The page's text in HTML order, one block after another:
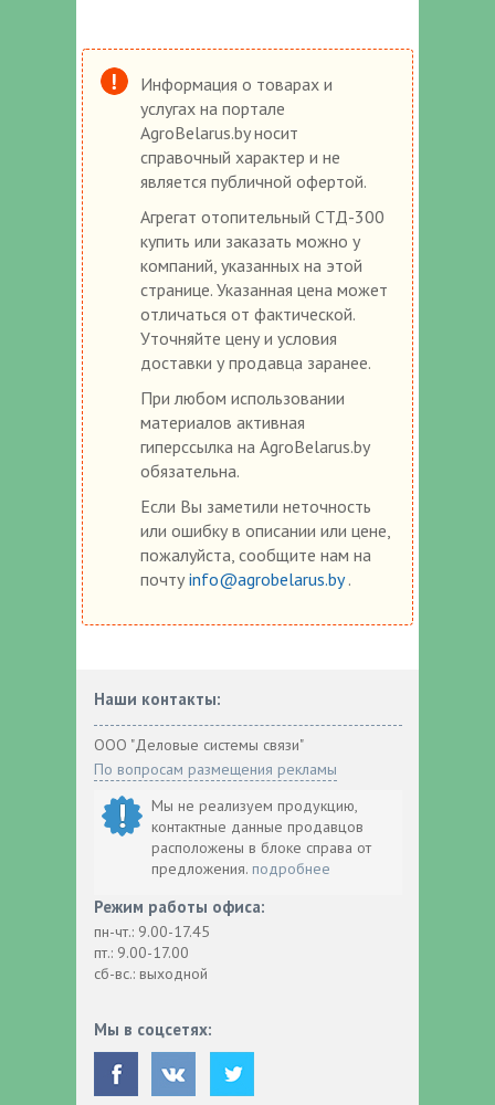
Информация о товарах и
услугах на портале
AgroBelarus.by носит
справочный характер и не
является публичной офертой.
Агрегат отопительный СТД-300
купить или заказать можно у
компаний, указанных на этой
странице. Указанная цена может
отличаться от фактической.
Уточняйте цену и условия
доставки у продавца заранее.
При любом использовании
материалов активная
гиперссылка на AgroBelarus.by
обязательна.
Если Вы заметили неточность
или ошибку в описании или цене,
пожалуйста, сообщите нам на
почту info@agrobelarus.by.
Наши контакты:
ООО "Деловые системы связи"
По вопросам размещения рекламы
Мы не реализуем продукцию,
контактные данные продавцов
расположены в блоке справа от
предложения. подробнее
Режим работы офиса:
пн-чт.: 9.00-17.45
пт.: 9.00-17.00
сб-вс.: выходной
Мы в соцсетях: